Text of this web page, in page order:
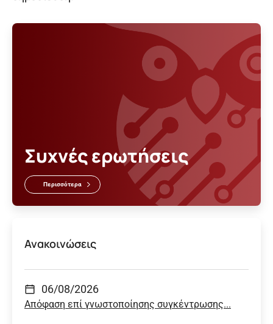
Συχνές ερωτήσεις
Περισσότερα
Ανακοινώσεις
06/08/2026
Απόφαση επί γνωστοποίησης συγκέντρωσης...